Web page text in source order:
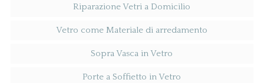
Riparazione Vetri a Domicilio
Vetro come Materiale di arredamento
Sopra Vasca in Vetro
Porte a Soffietto in Vetro